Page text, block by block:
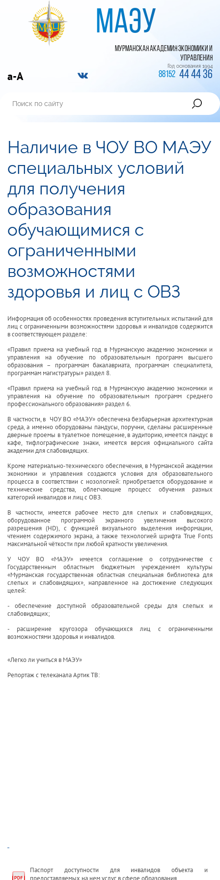
МАЭУ
МУРМАНСКАЯ АКАДЕМИЯ ЭКОНОМИКИ И
УПРАВЛЕНИЯ
Год основания 1994
a-A 88152 44 44 36
Наличие в ЧОУ ВО МАЭУ
специальных условий
для получения
образования
обучающимися с
ограниченными
возможностями
здоровья и лиц с ОВЗ
Информация об особенностях проведения вступительных испытаний для
лиц с ограниченными возможностями здоровья и инвалидов содержится
в соответствующем разделе:
«Правил приема на учебный год в Мурманскую академию экономики и
управления на обучение по образовательным программ высшего
образования – программам бакалавриата, программам специалитета,
программам магистратуры» раздел 8.
«Правил приема на учебный год в Мурманскую академию экономики и
управления на обучение по образовательным программ среднего
профессионального образования» раздел 6.
В частности, в ЧОУ ВО «МАЭУ» обеспечена безбарьерная архитектурная
среда, а именно оборудованы пандусы, поручни, сделаны расширенные
дверные проемы в туалетное помещение, в аудиторию, имеется пандус в
кафе, тифлографические знаки, имеется версия официального сайта
академии для слабовидящих.
Кроме материально-технического обеспечения, в Мурманской академии
экономики и управления создаются условия для образовательного
процесса в соответствии с нозологией: приобретается оборудование и
технические средства, облегчающие процесс обучения разных
категорий инвалидов и лиц с ОВЗ.
В частности, имеется рабочее место для слепых и слабовидящих,
оборудованное программой экранного увеличения высокого
разрешения (HD), с функцией визуального выделения информации,
чтением содержимого экрана, а также технологией шрифта True Fonts
максимальной чёткости при любой кратности увеличения.
У ЧОУ ВО «МАЭУ» имеется соглашение о сотрудничестве с
Государственным областным бюджетным учреждением культуры
«Мурманская государственная областная специальная библиотека для
слепых и слабовидящих», направленное на достижение следующих
целей:
- обеспечение доступной образовательной среды для слепых и
слабовидящих;
- расширение кругозора обучающихся лиц с ограниченными
возможностями здоровья и инвалидов.
«Легко ли учиться в МАЭУ»
Репортаж с телеканала Артик ТВ:
Паспорт доступности для инвалидов объекта и
предоставляемых на нем услуг в сфере образования